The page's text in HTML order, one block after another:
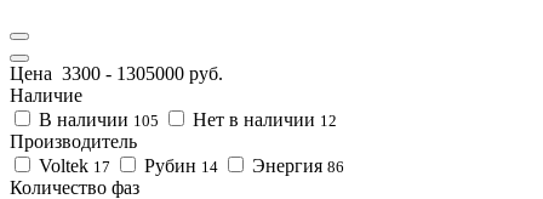
Цена 3300 - 1305000 руб.
Наличие
В наличии 105 Нет в наличии 12
Производитель
Voltek 17 Рубин 14 Энергия 86
Количество фаз